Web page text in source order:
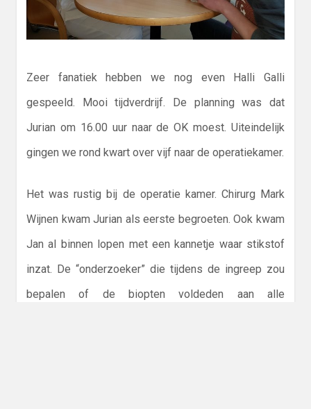
Zeer fanatiek hebben we nog even Halli Galli
gespeeld. Mooi tijdverdrijf. De planning was dat
Jurian om 16.00 uur naar de OK moest. Uiteindelijk
gingen we rond kwart over vijf naar de operatiekamer.
Het was rustig bij de operatie kamer. Chirurg Mark
Wijnen kwam Jurian als eerste begroeten. Ook kwam
Jan al binnen lopen met een kannetje waar stikstof
inzat. De “onderzoeker” die tijdens de ingreep zou
bepalen of de biopten voldeden aan alle